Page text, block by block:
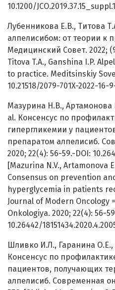
10.1200/
Лубенникова Е.В., Титова
алпелисибом: от теории к
Медицинский Совет. 2022;
Titova T.A., Ganshina I.P.
to practice. Meditsinskiy
10.21518/2079-701X-2022-
Мазурина Н.В.,
al. Консенсус по
гипергликемии у
препаратом алпелисиб.
2020; 22(4): 56-59.-DOI:
[Mazurina N.V., Artamonova
Consensus on prevention
hyperglycemia in patients
Journal of Modern Oncology
Onkologiya. 2020; 22(4): 56-
10.26442/
Шливко И.Л., Гаранина
Консенсус по
пациентов, получающих
алпелисиб. Современная